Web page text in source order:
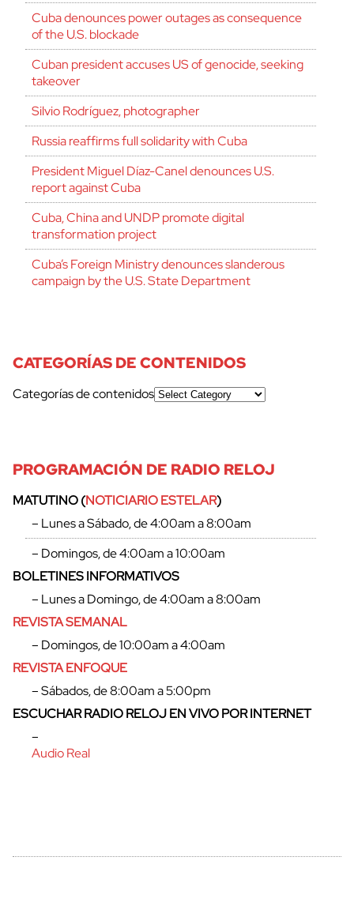
Cuba denounces power outages as consequence
of the U.S. blockade
Cuban president accuses US of genocide, seeking
takeover
Silvio Rodríguez, photographer
Russia reaffirms full solidarity with Cuba
President Miguel Díaz-Canel denounces U.S.
report against Cuba
Cuba, China and UNDP promote digital
transformation project
Cuba’s Foreign Ministry denounces slanderous
campaign by the U.S. State Department
CATEGORÍAS DE CONTENIDOS
Categorías de contenidos
PROGRAMACIÓN DE RADIO RELOJ
MATUTINO (NOTICIARIO ESTELAR)
– Lunes a Sábado, de 4:00am a 8:00am
– Domingos, de 4:00am a 10:00am
BOLETINES INFORMATIVOS
– Lunes a Domingo, de 4:00am a 8:00am
REVISTA SEMANAL
– Domingos, de 10:00am a 4:00am
REVISTA ENFOQUE
– Sábados, de 8:00am a 5:00pm
ESCUCHAR RADIO RELOJ EN VIVO POR INTERNET
–
Audio Real